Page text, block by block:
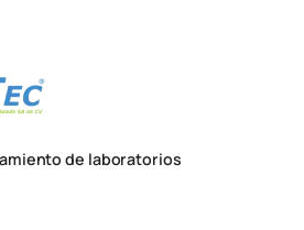
de laboratorios